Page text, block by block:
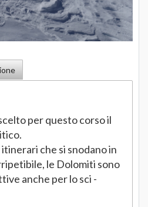
per questo corso il
che si snodano in
le Dolomiti sono
anche per lo sci -